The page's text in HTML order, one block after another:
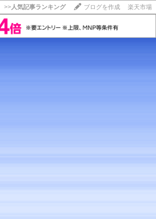
>>人気記事ランキング ブログを作成 楽天市場